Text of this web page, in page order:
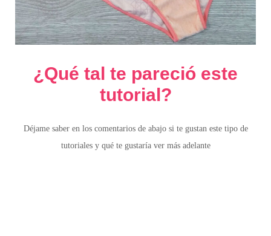
¿Qué tal te pareció este
tutorial?
Déjame saber en los comentarios de abajo si te gustan este tipo de
tutoriales y qué te gustaría ver más adelante